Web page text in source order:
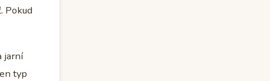
Pokud
jarní
typ